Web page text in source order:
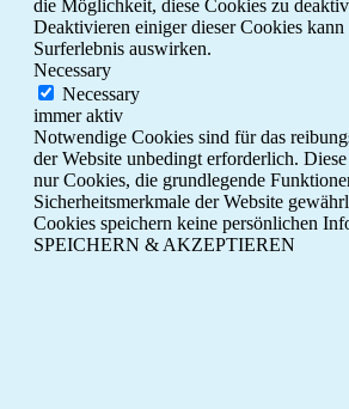
die Möglichkeit, diese Cookies zu
Deaktivieren einiger dieser Cookies
Surferlebnis auswirken.
Necessary
Necessary
immer aktiv
Notwendige Cookies sind für das
der Website unbedingt erforderlich.
nur Cookies, die grundlegende
Sicherheitsmerkmale der Website
Cookies speichern keine persönlichen
SPEICHERN & AKZEPTIEREN